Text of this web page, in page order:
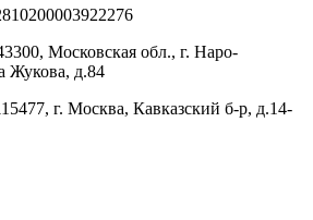
Московская обл., г. Наро-
Жукова, д.84
г. Москва, Кавказский б-р, д.14-